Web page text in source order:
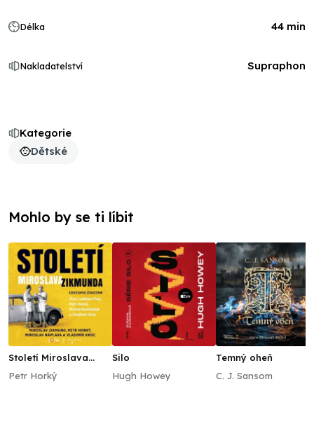
Kategorie
Dětské
Délka 44 min
Nakladatelství Supraphon
Mohlo by se ti líbit
Století Miroslava
Petr Horký
Silo
Hugh Howey
Temný oheň
C. J. Sansom